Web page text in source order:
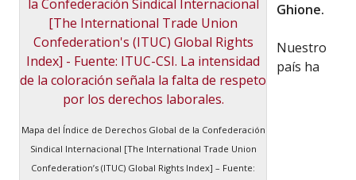
Mapa del Índice de Derechos Global de la Confederación
Sindical Internacional [The International Trade Union
Confederation’s (ITUC) Global Rights Index] – Fuente:
Ghione.
Nuestro
país ha